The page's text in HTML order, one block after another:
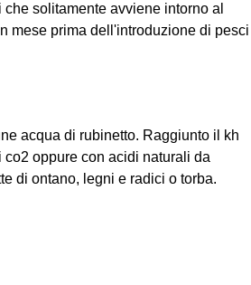
solitamente avviene intorno al
mese prima dell'introduzione di pesci
acqua di rubinetto. Raggiunto il kh
oppure con acidi naturali da
di ontano, legni e radici o torba.